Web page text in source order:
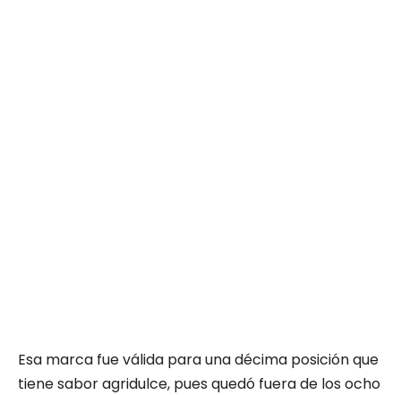
Esa marca fue válida para una décima posición que
tiene sabor agridulce, pues quedó fuera de los ocho